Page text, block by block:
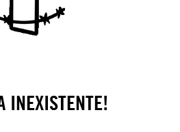
INEXISTENTE!